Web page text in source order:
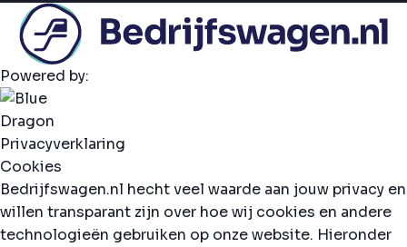
Powered by:
Privacyverklaring
Cookies
Bedrijfswagen.nl hecht veel waarde aan jouw privacy en
willen transparant zijn over hoe wij cookies en andere
technologieën gebruiken op onze website. Hieronder